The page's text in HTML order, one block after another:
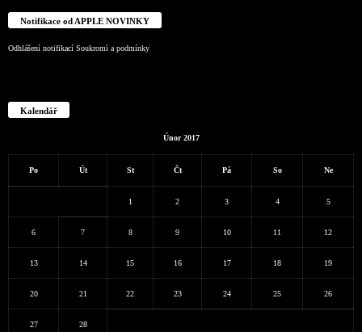
Notifikace od APPLE NOVINKY
Odhlášení notifikací Soukromí a podmínky
Kalendář
Únor 2017
Po Út St Čt Pá So Ne
1 2 3 4 5
6 7 8 9 10 11 12
13 14 15 16 17 18 19
20 21 22 23 24 25 26
27 28